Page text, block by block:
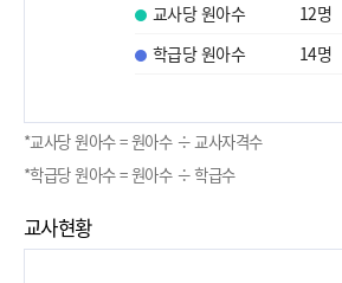
교사당 원아수 12명
학급당 원아수
14명
*교사당 원아수 = 원아수 ÷ 교사자격수
*학급당 원아수 = 원아수 ÷ 학급수
교사현황